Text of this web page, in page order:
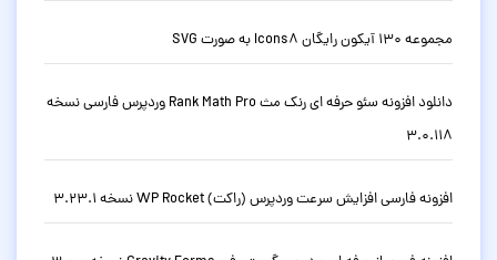
مجموعه 130 آیکون رایگان Icons8 به صورت SVG
دانلود افزونه سئو حرفه ای رنک مث Rank Math Pro وردپرس فارسی نسخه
3.0.118
افزونه فارسی افزایش سرعت وردپرس (راکت) WP Rocket نسخه 3.23.1